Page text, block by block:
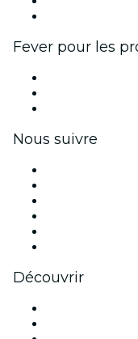
Fever pour les
Nous suivre
Découvrir